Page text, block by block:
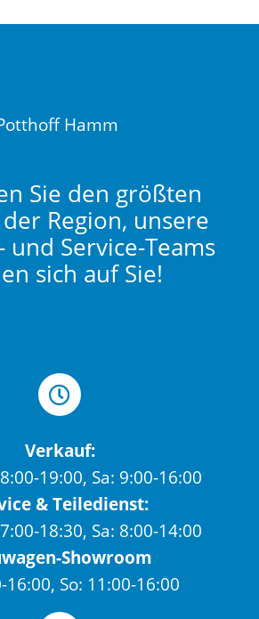
Sie den größten
Region, unsere
und Service-Teams
sich auf Sie!
Verkauf:
19:00, Sa: 9:00-16:00
& Teiledienst:
18:30, Sa: 8:00-14:00
Showroom
16:00, So: 11:00-16:00